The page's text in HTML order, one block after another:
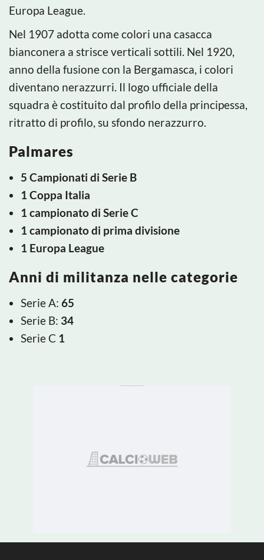
Europa League.
Nel 1907 adotta come colori una casacca
bianconera a strisce verticali sottili. Nel 1920,
anno della fusione con la Bergamasca, i colori
diventano nerazzurri. Il logo ufficiale della
squadra è costituito dal profilo della principessa,
ritratto di profilo, su sfondo nerazzurro.
Palmares
5 Campionati di Serie B
1 Coppa Italia
1 campionato di Serie C
1 campionato di prima divisione
1 Europa League
Anni di militanza nelle categorie
Serie A: 65
Serie B: 34
Serie C 1